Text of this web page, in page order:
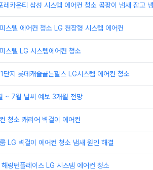
레카운티 삼성 시스템 에어컨 청소 곰팡이 냄새 잡고
스텔 에어컨 청소 LG 천장형 시스템 에어컨
스텔 LG 시스템에어컨 청소
단지 롯데캐슬골든힐스 LG시스템 에어컨 청소
~ 7월 날씨 예보 3개월 전망
청소 캐리어 벽걸이 에어컨
LG 벽걸이 에어컨 청소 냄새 원인 해결
링턴플레이스 LG 시스템 에어컨 청소